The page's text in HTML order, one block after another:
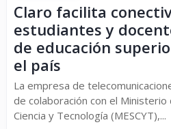
Claro facilita
estudiantes y
de educación
el país
La empresa de
de colaboración con el Ministerio
Ciencia y Tecnología (MESCYT),...